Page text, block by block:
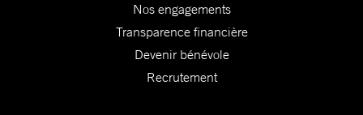
Nos engagements
Transparence financière
Devenir bénévole
Recrutement